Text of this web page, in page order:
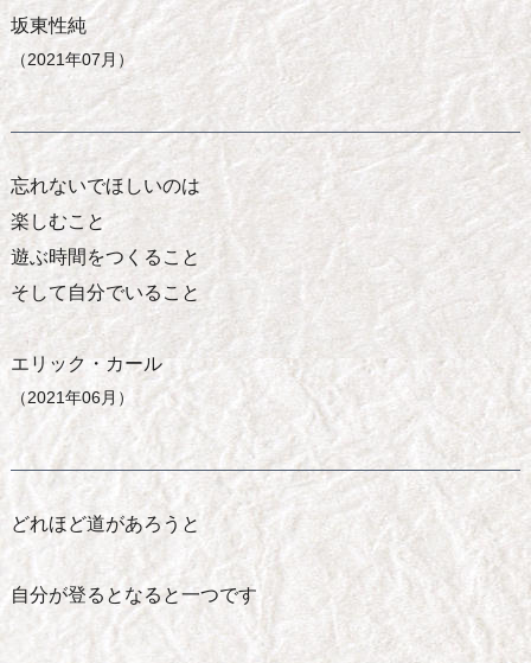
坂東性純
（2021年07月）
忘れないでほしいのは
楽しむこと
遊ぶ時間をつくること
そして自分でいること
エリック・カール
（2021年06月）
どれほど道があろうと
自分が登るとなると一つです